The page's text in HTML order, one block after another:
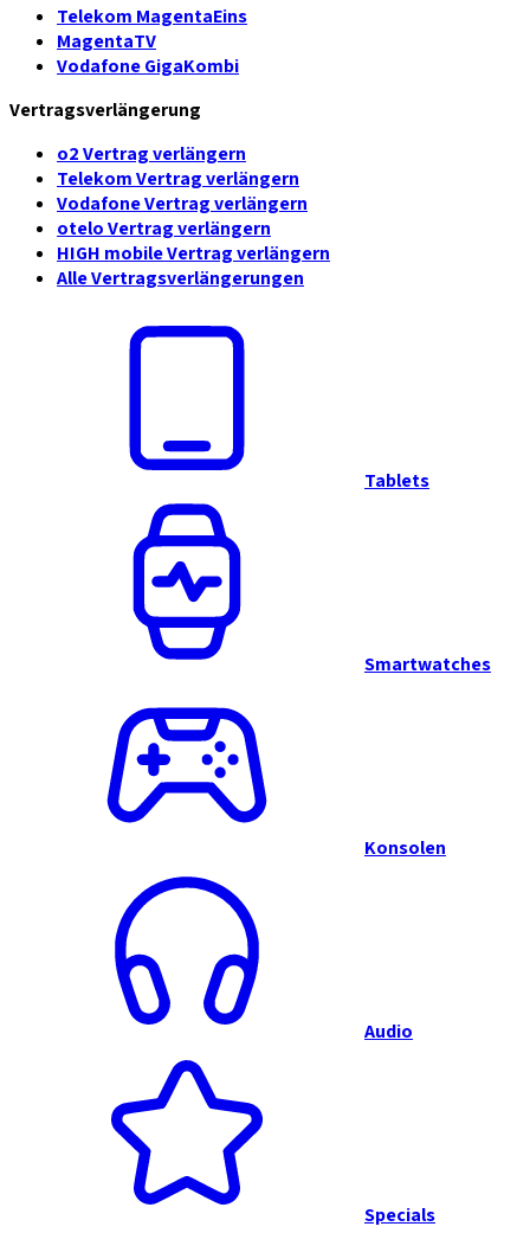
Telekom MagentaEins
MagentaTV
Vodafone GigaKombi
Vertragsverlängerung
o2 Vertrag verlängern
Telekom Vertrag verlängern
Vodafone Vertrag verlängern
otelo Vertrag verlängern
HIGH mobile Vertrag verlängern
Alle Vertragsverlängerungen
Tablets
Smartwatches
Konsolen
Audio
Specials